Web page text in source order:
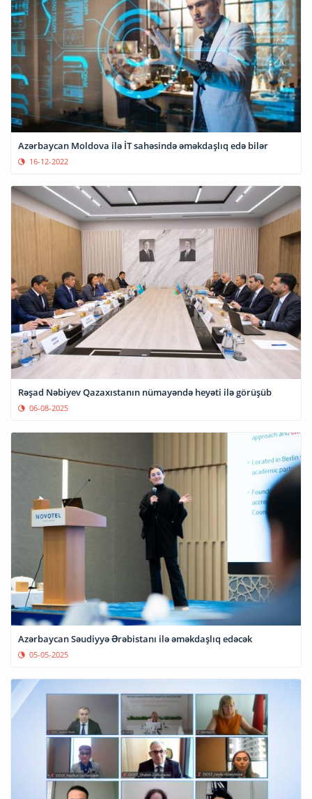
Azərbaycan Moldova ilə İT sahəsində əməkdaşlıq edə bilər
16-12-2022
Rəşad Nəbiyev Qazaxıstanın nümayəndə heyəti ilə görüşüb
06-08-2025
Azərbaycan Səudiyyə Ərəbistanı ilə əməkdaşlıq edəcək
05-05-2025